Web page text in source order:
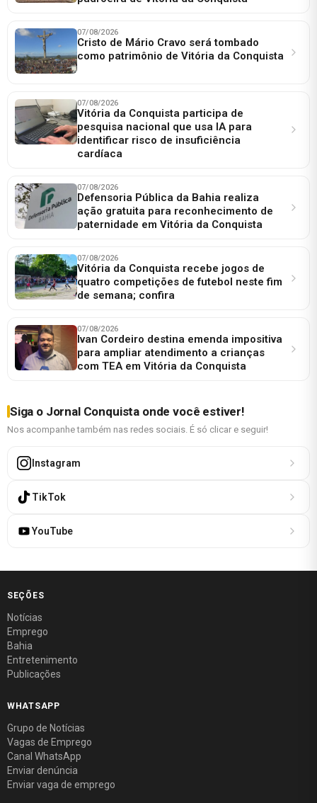
07/08/2026
Cristo de Mário Cravo será tombado
como patrimônio de Vitória da Conquista
07/08/2026
Vitória da Conquista participa de
pesquisa nacional que usa IA para
identificar risco de insuficiência
cardíaca
07/08/2026
Defensoria Pública da Bahia realiza
ação gratuita para reconhecimento de
paternidade em Vitória da Conquista
07/08/2026
Vitória da Conquista recebe jogos de
quatro competições de futebol neste fim
de semana; confira
07/08/2026
Ivan Cordeiro destina emenda impositiva
para ampliar atendimento a crianças
com TEA em Vitória da Conquista
Siga o Jornal Conquista onde você estiver!
Nos acompanhe também nas redes sociais. É só clicar e seguir!
Instagram
TikTok
YouTube
SEÇÕES
Notícias
Emprego
Bahia
Entretenimento
Publicações
WHATSAPP
Grupo de Notícias
Vagas de Emprego
Canal WhatsApp
Enviar denúncia
Enviar vaga de emprego